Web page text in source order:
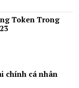
Token Trong
chính cá nhân